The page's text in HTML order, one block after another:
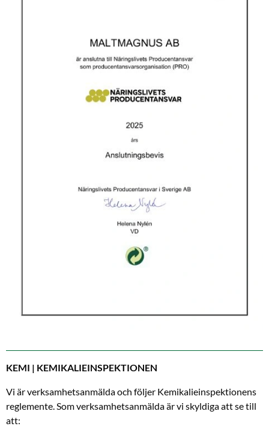
KEMI | KEMIKALIEINSPEKTIONEN
Vi är verksamhetsanmälda och följer Kemikalieinspektionens
reglemente. Som verksamhetsanmälda är vi skyldiga att se till
att: